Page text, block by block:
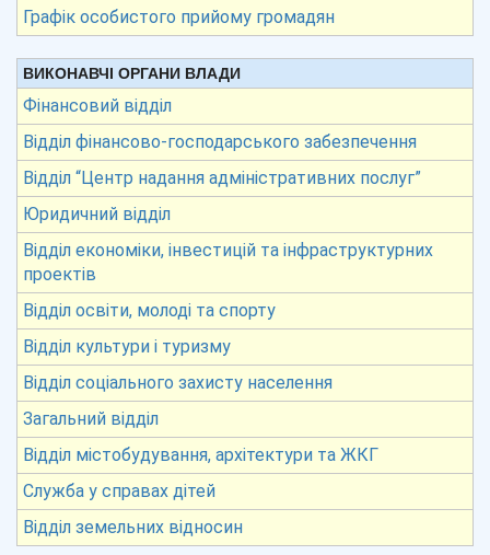
Графік особистого прийому громадян
ВИКОНАВЧІ ОРГАНИ ВЛАДИ
Фінансовий відділ
Відділ фінансово-господарського забезпечення
Відділ “Центр надання адміністративних послуг”
Юридичний відділ
Відділ економіки, інвестицій та інфраструктурних
проектів
Відділ освіти, молоді та спорту
Відділ культури і туризму
Відділ соціального захисту населення
Загальний відділ
Відділ містобудування, архітектури та ЖКГ
Служба у справах дітей
Відділ земельних відносин